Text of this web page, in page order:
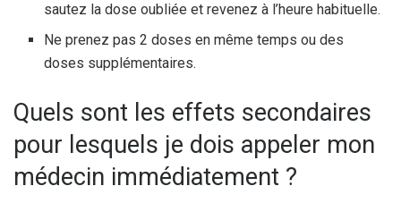
sautez la dose oubliée et revenez à l’heure habituelle.
Ne prenez pas 2 doses en même temps ou des
doses supplémentaires.
Quels sont les effets secondaires
pour lesquels je dois appeler mon
médecin immédiatement ?